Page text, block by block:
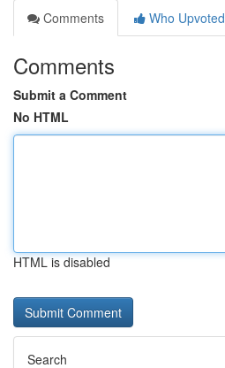
Comments
Who Upvoted
Comments
Submit a Comment
No HTML
HTML is disabled
Search